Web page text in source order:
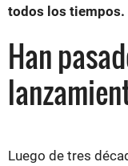
todos los tiempos.
Han
Luego de tres